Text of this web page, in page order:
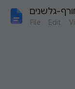
גלשנים
File Edit